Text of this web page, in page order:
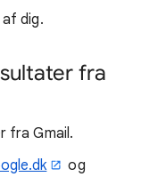
af dig.
fra
fra Gmail.
og